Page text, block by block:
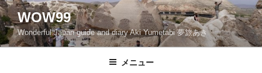
コ
ン
テ
ン
WOW99
Wonderful Japan guide and diary Aki Yumetabi 夢旅あき
メニュー